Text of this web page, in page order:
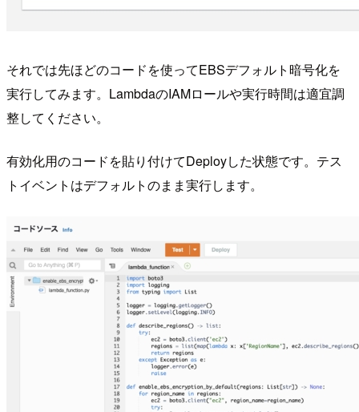
それでは先ほどのコードを使ってEBSデフォルト暗号化を
実行してみます。LambdaのIAMロールや実行時間は適宜調
整してください。
有効化用のコードを貼り付けてDeployした状態です。テス
トイベントはデフォルトのまま実行します。